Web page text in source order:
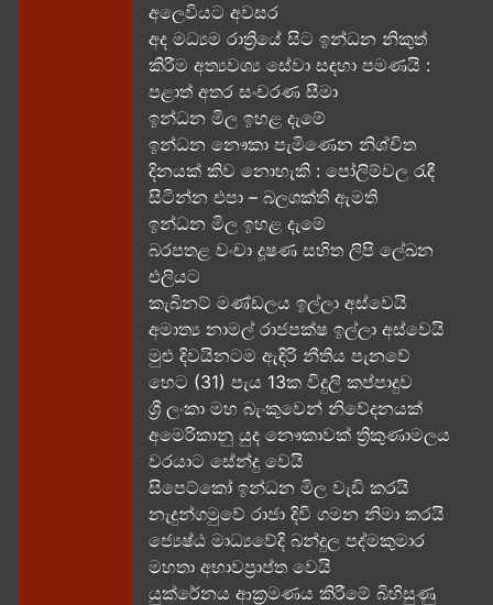
අලෙවියට අවසර
අද මධ්‍යම රාත්‍රියේ සිට ඉන්ධන නිකුත්
කිරීම අත්‍යවශ්‍ය සේවා සඳහා පමණයි :
පළාත් අතර සංචරණ සීමා
ඉන්ධන මිල ඉහළ දැමේ
ඉන්ධන නෞකා පැමිණෙන නිශ්චිත
දිනයක් කිව නොහැකි : පෝලිම්වල රැඳී
සිටින්න එපා – බලශක්ති ඇමති
ඉන්ධන මිල ඉහළ දැමේ
බරපතළ වංචා දූෂණ සහිත ලිපි ලේඛන
එලියට
කැබිනට් මණ්ඩලය ඉල්ලා අස්වෙයි
අමාත්‍ය නාමල් රාජපක්ෂ ඉල්ලා අස්වෙයි
මුළු දිවයිනටම ඇඳිරි නීතිය පැනවේ
හෙට (31) පැය 13ක විදුලි කප්පාදුව
ශ්‍රී ලංකා මහ බැංකුවෙන් නිවේදනයක්
අමෙරිකානු යුද නෞකාවක් ත්‍රිකුණාමලය
වරයාට සේන්දු වෙයි
සිපෙට්කෝ ඉන්ධන මිල වැඩි කරයි
නැදුන්ගමුවේ රාජා දිවි ගමන නිමා කරයි
ජ්‍යෙෂ්ඨ මාධ්‍යවේදි බන්දුල පද්මකුමාර
මහතා අභාවප්‍රාප්ත වෙයි
යුක්රේනය ආක්‍රමණය කිරීමේ බිහිසුණු